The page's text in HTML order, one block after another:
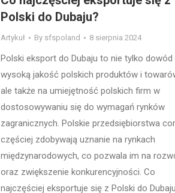
Polski do Dubaju?
Artykuł By sfspoland 8 sierpnia 2024
Polski eksport do Dubaju to nie tylko dowód
wysoką jakość polskich produktów i
ale także na umiejętność polskich firm w
dostosowywaniu się do wymagań rynków
zagranicznych. Polskie przedsiębiorstwa
częściej zdobywają uznanie na rynkach
międzynarodowych, co pozwala im na
oraz zwiększenie konkurencyjności. Co
najczęściej eksportuje się z Polski do